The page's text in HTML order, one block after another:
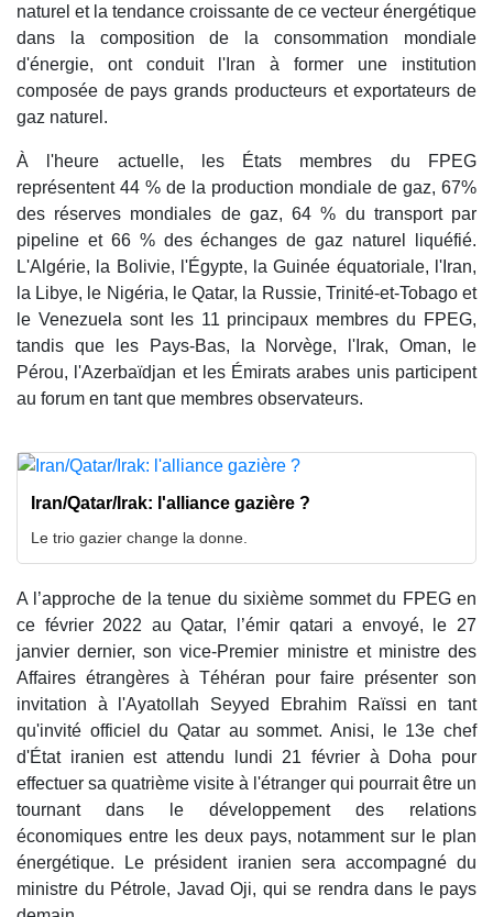
naturel et la tendance croissante de ce vecteur énergétique
dans la composition de la consommation mondiale
d'énergie, ont conduit l'Iran à former une institution
composée de pays grands producteurs et exportateurs de
gaz naturel.
À l'heure actuelle, les États membres du FPEG
représentent 44 % de la production mondiale de gaz, 67%
des réserves mondiales de gaz, 64 % du transport par
pipeline et 66 % des échanges de gaz naturel liquéfié.
L'Algérie, la Bolivie, l'Égypte, la Guinée équatoriale, l'Iran,
la Libye, le Nigéria, le Qatar, la Russie, Trinité-et-Tobago et
le Venezuela sont les 11 principaux membres du FPEG,
tandis que les Pays-Bas, la Norvège, l'Irak, Oman, le
Pérou, l'Azerbaïdjan et les Émirats arabes unis participent
au forum en tant que membres observateurs.
Iran/Qatar/Irak: l'alliance gazière ?
Le trio gazier change la donne.
A l’approche de la tenue du sixième sommet du FPEG en
ce février 2022 au Qatar, l’émir qatari a envoyé, le 27
janvier dernier, son vice-Premier ministre et ministre des
Affaires étrangères à Téhéran pour faire présenter son
invitation à l'Ayatollah Seyyed Ebrahim Raïssi en tant
qu'invité officiel du Qatar au sommet. Anisi, le 13e chef
d'État iranien est attendu lundi 21 février à Doha pour
effectuer sa quatrième visite à l'étranger qui pourrait être un
tournant dans le développement des relations
économiques entre les deux pays, notamment sur le plan
énergétique. Le président iranien sera accompagné du
ministre du Pétrole, Javad Oji, qui se rendra dans le pays